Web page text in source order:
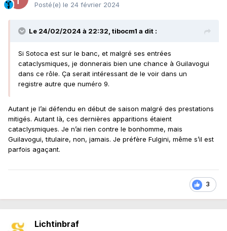
Posté(e) le 24 février 2024
Le 24/02/2024 à 22:32, tibocm1 a dit :
Si Sotoca est sur le banc, et malgré ses entrées
cataclysmiques, je donnerais bien une chance à Guilavogui
dans ce rôle. Ça serait intéressant de le voir dans un
registre autre que numéro 9.
Autant je l’ai défendu en début de saison malgré des prestations
mitigés. Autant là, ces dernières apparitions étaient
cataclysmiques. Je n’ai rien contre le bonhomme, mais
Guilavogui, titulaire, non, jamais. Je préfère Fulgini, même s’il est
parfois agaçant.
3
Lichtinbraf